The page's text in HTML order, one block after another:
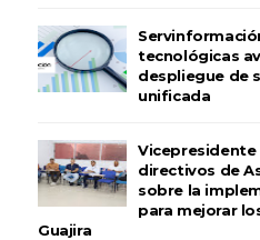
tecnológicas
despliegue de
unificada
Vicepresidente
directivos de
sobre la
para mejorar
Guajira